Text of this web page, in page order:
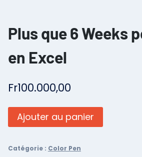
Plus que 6 Weeks
en Excel
Fr100.000,00
Ajouter au panier
Catégorie : Color Pen